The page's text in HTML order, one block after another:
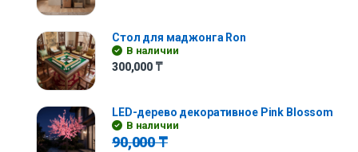
Стол для маджонга Ron
В наличии
300,000 ₸
LED-дерево декоративное Pink Blossom
В наличии
90,000₸